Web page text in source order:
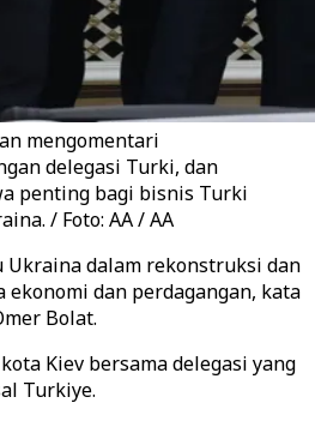
mengomentari
delegasi Turki, dan
penting bagi bisnis Turki
/ Foto: AA / AA
Ukraina dalam rekonstruksi dan
ekonomi dan perdagangan, kata
Bolat.
Kiev bersama delegasi yang
Turkiye.